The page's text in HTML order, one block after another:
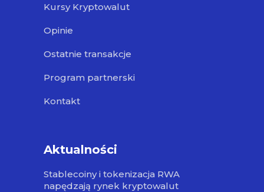
Kursy Kryptowalut
Opinie
Ostatnie transakcje
Program partnerski
Kontakt
Aktualności
Stablecoiny i tokenizacja RWA
napędzają rynek kryptowalut